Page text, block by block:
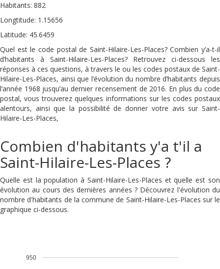
Habitants: 882
Longtitude: 1.15656
Latitude: 45.6459
Quel est le code postal de Saint-Hilaire-Les-Places? Combien y’a-t-il
d’habitants à Saint-Hilaire-Les-Places? Retrouvez ci-dessous les
réponses à ces questions, à travers le ou les codes postaux de Saint-
Hilaire-Les-Places, ainsi que l’évolution du nombre d’habitants depuis
l’année 1968 jusqu’au dernier recensement de 2016. En plus du code
postal, vous trouverez quelques informations sur les codes postaux
alentours, ainsi que la possibilité de donner votre avis sur Saint-
Hilaire-Les-Places,
Combien d'habitants y'a t'il a
Saint-Hilaire-Les-Places ?
Quelle est la population à Saint-Hilaire-Les-Places et quelle est son
évolution au cours des dernières années ? Découvrez l'évolution du
nombre d'habitants de la commune de Saint-Hilaire-Les-Places sur le
graphique ci-dessous.
950